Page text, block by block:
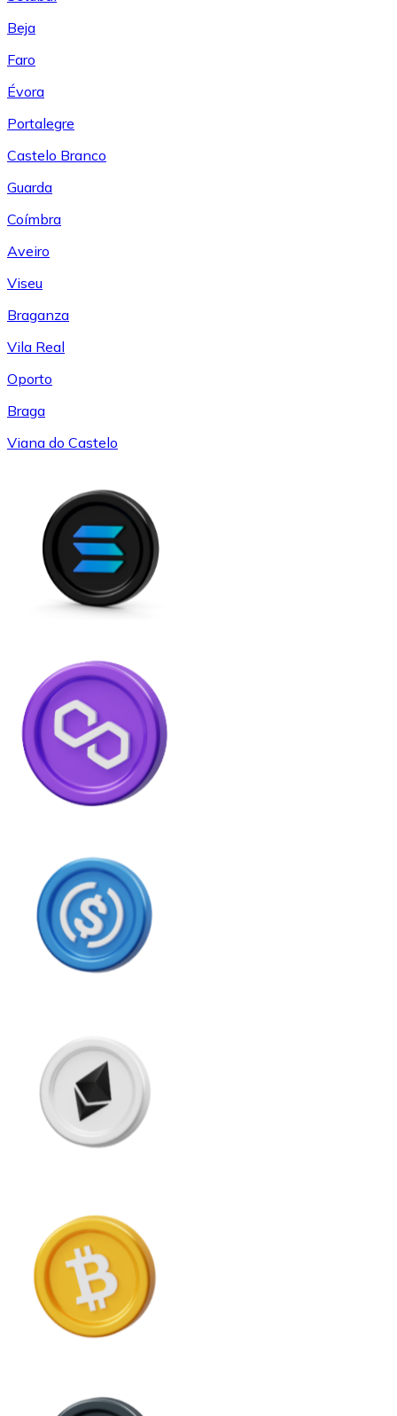
Beja
Faro
Évora
Portalegre
Castelo Branco
Guarda
Coímbra
Aveiro
Viseu
Braganza
Vila Real
Oporto
Braga
Viana do Castelo